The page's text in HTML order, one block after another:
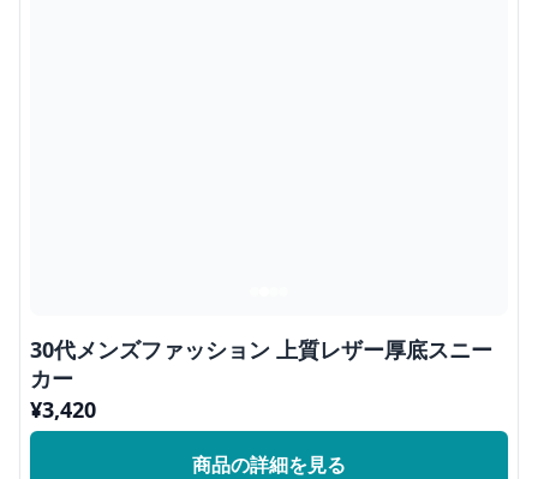
30代メンズファッション 上質レザー厚底スニー
カー
¥3,420
商品の詳細を見る